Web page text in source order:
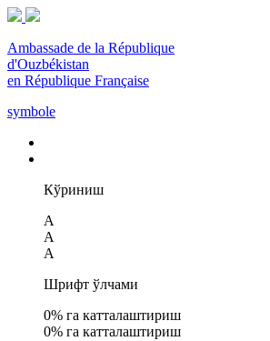
Ambassade de la République
d'Ouzbékistan
en République Française
symbole
Кўриниш
A
A
A
Шрифт ўлчами
0% га катталаштириш
0% га катталаштириш